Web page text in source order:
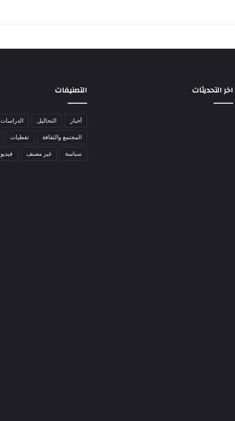
اخر التحديثات التصنيفات
أخبار التحاليل الدراسات
المجتمع والثقافة تغطيات
سياسة غير مصنف فيديو